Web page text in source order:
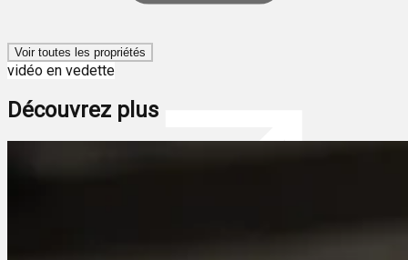
Voir toutes les propriétés
vidéo en vedette
Découvrez plus